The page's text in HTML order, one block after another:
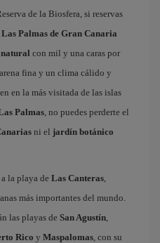
de la Biosfera, si reservas
Palmas de Gran Canaria
con mil y una caras por
fina y un clima cálido y
en la más visitada de las islas
Palmas, no puedes perderte el
ni el jardín botánico
la playa de Las Canteras,
más importantes del mundo.
las playas de San Agustín,
Rico y Maspalomas, con su